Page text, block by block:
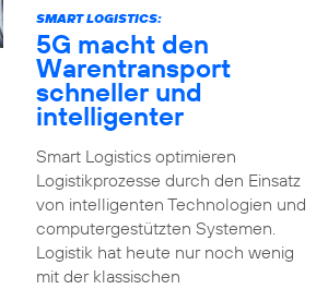
SMART LOGISTICS:
5G macht den
Warentransport
schneller und
intelligenter
Smart Logistics optimieren
Logistikprozesse durch den Einsatz
von intelligenten Technologien und
computergestützten Systemen.
Logistik hat heute nur noch wenig
mit der klassischen